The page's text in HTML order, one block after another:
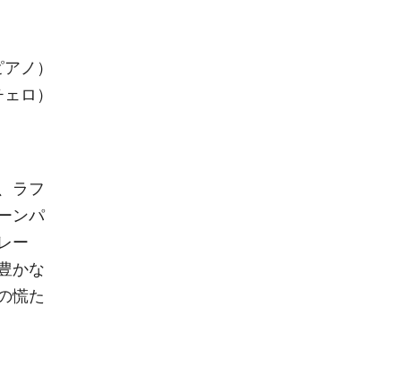
ノ）
ロ）
ラフ
ンパ
ー
かな
慌た